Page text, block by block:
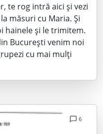
te rog intră aici și vezi
măsuri cu Maria. Și
hainele și le trimitem.
București venim noi
cu mai mulți
6